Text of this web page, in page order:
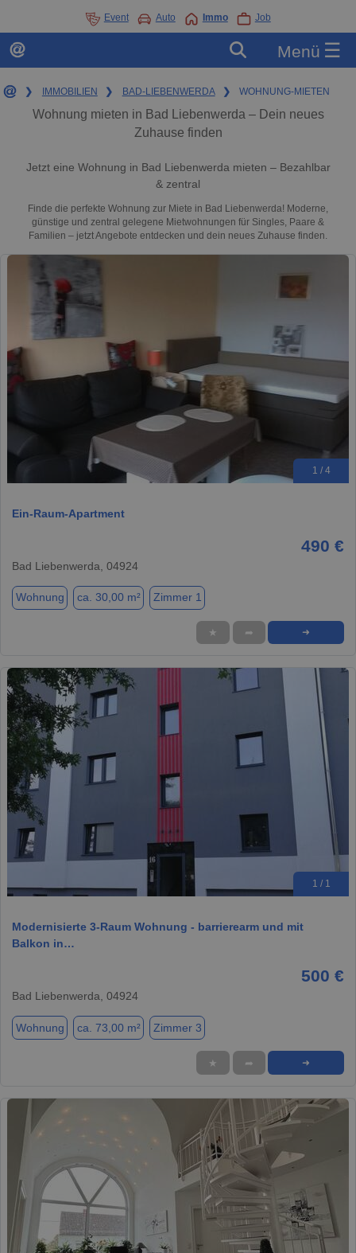
Event Auto Immo Job
Menü ☰
❯ IMMOBILIEN ❯ BAD-LIEBENWERDA ❯ WOHNUNG-MIETEN
Wohnung mieten in Bad Liebenwerda – Dein neues
Zuhause finden
Jetzt eine Wohnung in Bad Liebenwerda mieten – Bezahlbar
& zentral
Finde die perfekte Wohnung zur Miete in Bad Liebenwerda! Moderne,
günstige und zentral gelegene Mietwohnungen für Singles, Paare &
Familien – jetzt Angebote entdecken und dein neues Zuhause finden.
1 / 4
Ein-Raum-Apartment
490 €
Bad Liebenwerda, 04924
Wohnung ca. 30,00 m² Zimmer 1
★ ➦ ➜
1 / 1
Modernisierte 3-Raum Wohnung - barrierearm und mit
Balkon in…
500 €
Bad Liebenwerda, 04924
Wohnung ca. 73,00 m² Zimmer 3
★ ➦ ➜